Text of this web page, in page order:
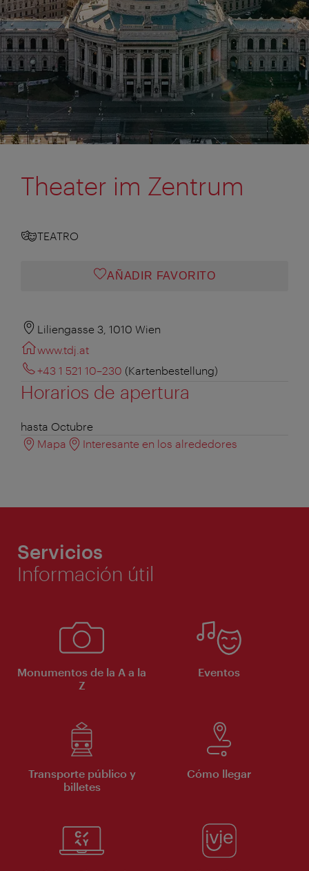
Theater im Zentrum
TEATRO
AÑADIR FAVORITO
Liliengasse 3, 1010 Wien
www.tdj.at
+43 1 521 10–230 (Kartenbestellung)
Horarios de apertura
hasta Octubre
Mapa
Interesante en los alrededores
Servicios
Información útil
Monumentos de la A a la
Z
Eventos
Transporte público y
billetes
Cómo llegar